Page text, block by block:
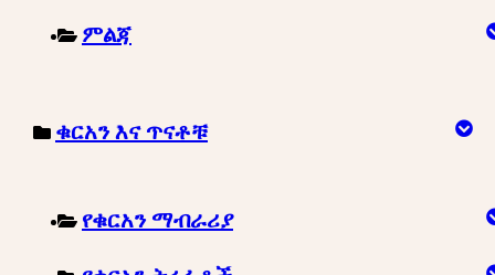
ምልጃ
ቁርአን እና ጥናቶቹ
የቁርአን ማብራሪያ